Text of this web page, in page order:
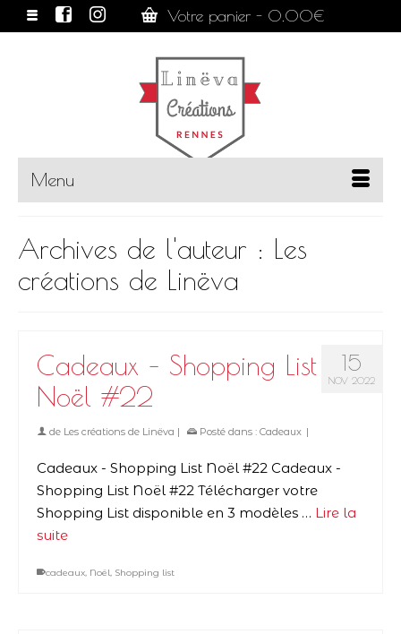
Votre panier - 0.00€
Menu
Archives de l'auteur : Les
créations de Linëva
15
NOV 2022
Cadeaux – Shopping List
Noël #22
de Les créations de Linëva | Posté dans : Cadeaux |
Cadeaux - Shopping List Noël #22 Cadeaux -
Shopping List Noël #22 Télécharger votre
Shopping List disponible en 3 modèles … Lire la
suite
cadeaux, Noël, Shopping list